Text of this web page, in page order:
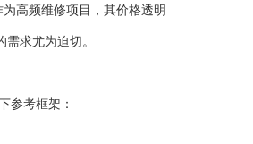
高频维修项目，其价格透明
求尤为迫切。
参考框架：